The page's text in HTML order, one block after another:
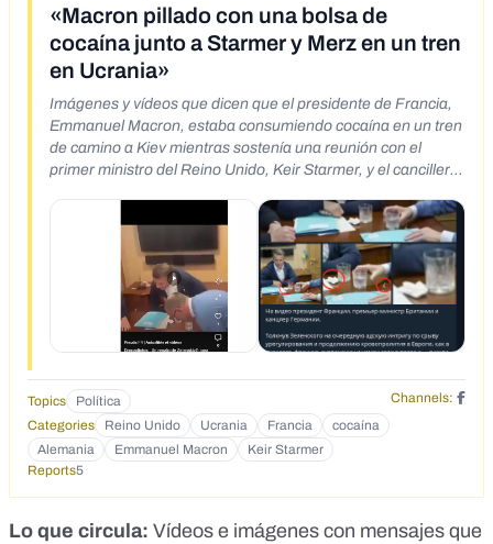
«Macron pillado con una bolsa de
cocaína junto a Starmer y Merz en un tren
en Ucrania»
Imágenes y vídeos que dicen que el presidente de Francia,
Emmanuel Macron, estaba consumiendo cocaína en un tren
de camino a Kiev mientras sostenía una reunión con el
primer ministro del Reino Unido, Keir Starmer, y el canciller
https://www.facebook.com/share/r/1A1Nr9JofR/
Topics Política
Channels:
Categories
Reino Unido Ucrania Francia
cocaína
Alemania
Emmanuel Macron
Keir Starmer
Reports5
Lo que circula: Vídeos e imágenes con mensajes que